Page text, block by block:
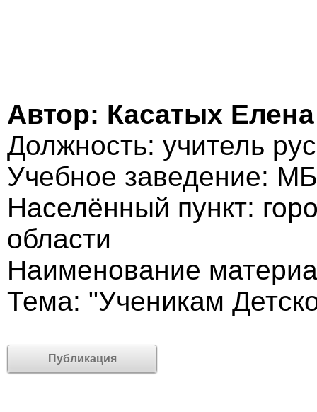
Автор: Касатых
Должность: учитель
Учебное заведение:
Населённый пункт:
области
Наименование
Тема: "Ученикам
Публикация